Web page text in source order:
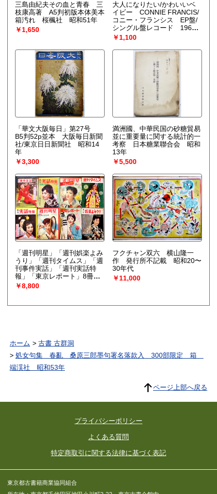
三島由紀夫その血と青春 三
枝康高著 A5判初版本体美本
箱汚れ 桜楓社 昭和51年
￥1,650
大人になりたい/かわいいベ
イビー CONNIE FRANCIS/
コニー・フランシス EP盤/
シングル盤レコード 1962
年
￥1,100
「華文大阪毎日」第27号
B5判52p並本 大阪毎日新聞
社/東京日日新聞社 昭和14
年
￥3,300
満洲國、中華民国の砂糖貿易
並に重要量に関する統計的一
考察 日本糖業聯合会 昭和
13年
￥5,500
「週刊明星」「週刊娯楽よみ
うり」「週刊タイムス」「週
刊事件実話」「週刊実話特
報」「東京レポート」8冊一
括 昭和20〜30年代
￥8,800
フクチャン双六 横山隆一
作 発行所不記載 昭和20〜
30年代
￥11,000
ホーム
古書 古群洞
処女句集 春亂 桑原三郎墨句署名落款入 300部限定 箱
端渓社 昭和53年
ページ上部へ戻る
プライバシーポリシー
よくある質問
特定商取引に関する法律に基づく表記
東京都古書籍商業協同組合